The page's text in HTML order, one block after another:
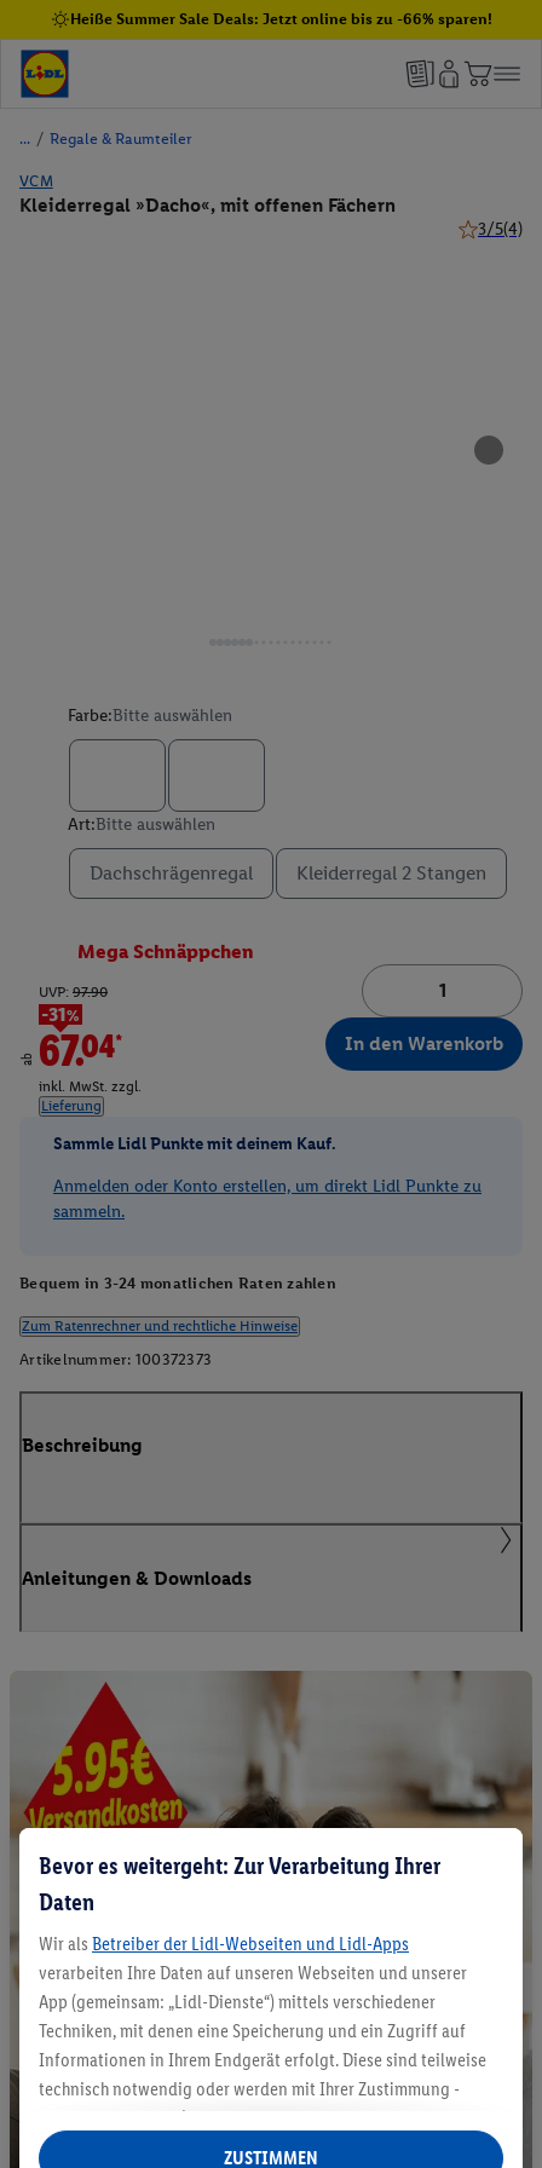
Heiße Summer Sale Deals: Jetzt online bis zu -66% sparen!
/ Regale & Raumteiler
VCM
Kleiderregal »Dacho«, mit offenen Fächern
3/5(4)
Farbe:Bitte auswählen
Art:Bitte auswählen
Dachschrägenregal Kleiderregal 2 Stangen
Mega Schnäppchen
ab
UVP: 97.90
-31%
67.04*
inkl. MwSt. zzgl.
Lieferung
In den Warenkorb
Sammle Lidl Punkte mit deinem Kauf.
Anmelden oder Konto erstellen, um direkt Lidl Punkte zu
sammeln.
Bequem in 3-24 monatlichen Raten zahlen
Zum Ratenrechner und rechtliche Hinweise
Artikelnummer: 100372373
Beschreibung
Anleitungen & Downloads
Bevor es weitergeht: Zur Verarbeitung Ihrer
Daten
Wir als Betreiber der Lidl-Webseiten und Lidl-Apps
verarbeiten Ihre Daten auf unseren Webseiten und unserer
App (gemeinsam: „Lidl-Dienste“) mittels verschiedener
Techniken, mit denen eine Speicherung und ein Zugriff auf
Informationen in Ihrem Endgerät erfolgt. Diese sind teilweise
technisch notwendig oder werden mit Ihrer Zustimmung -
auch durch Partner (u.a.
Verantwortliche; im Zusammenhang mit dem IAB TCF
ZUSTIMMEN